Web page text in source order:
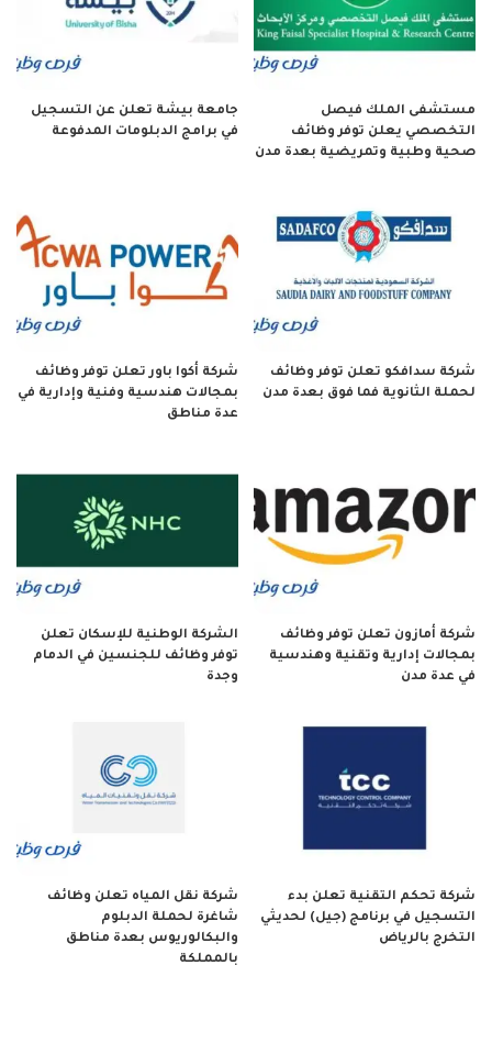
مستشفى الملك فيصل
التخصصي يعلن توفر وظائف
صحية وطبية وتمريضية بعدة مدن
جامعة بيشة تعلن عن التسجيل
في برامج الدبلومات المدفوعة
شركة سدافكو تعلن توفر وظائف
لحملة الثانوية فما فوق بعدة مدن
شركة أكوا باور تعلن توفر وظائف
بمجالات هندسية وفنية وإدارية في
عدة مناطق
شركة أمازون تعلن توفر وظائف
بمجالات إدارية وتقنية وهندسية
في عدة مدن
الشركة الوطنية للإسكان تعلن
توفر وظائف للجنسين في الدمام
وجدة
شركة تحكم التقنية تعلن بدء
التسجيل في برنامج (جيل) لحديثي
التخرج بالرياض
شركة نقل المياه تعلن وظائف
شاغرة لحملة الدبلوم
والبكالوريوس بعدة مناطق
بالمملكة